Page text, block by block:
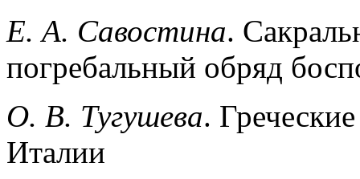
Е. А. Савостина.
погребальный обряд
О. В. Тугушева.
Италии